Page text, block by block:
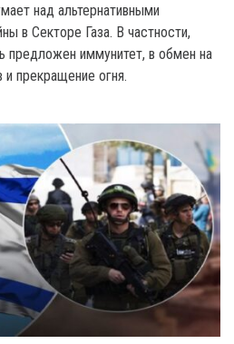
над альтернативными
в Секторе Газа. В частности,
предложен иммунитет, в обмен на
прекращение огня.